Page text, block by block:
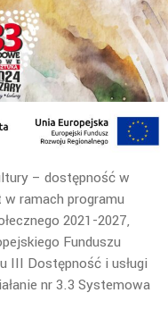
– dostępność w
ramach programu
2021-2027,
Funduszu
III Dostępność i usługi
nr 3.3 Systemowa